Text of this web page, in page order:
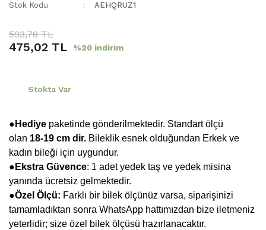
Stok Kodu AEHQRUZ1
593,78 TL
475,02 TL %20 indirim
Stokta Var
●Hediye paketinde gönderilmektedir. Standart ölçü
olan 18-19 cm dir. Bileklik esnek olduğundan Erkek ve
kadın bileği için uygundur.
● Ekstra Güvence: 1 adet yedek taş ve yedek misina
yanında ücretsiz gelmektedir.
●Özel Ölçü: Farklı bir bilek ölçünüz varsa, siparişinizi
tamamladıktan sonra WhatsApp hattımızdan bize iletmeniz
yeterlidir; size özel bilek ölçüsü hazırlanacaktır.